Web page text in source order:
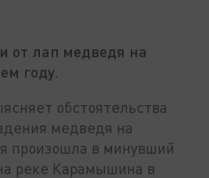
от лап медведя на
году.
обстоятельства
медведя на
произошла в минувший
реке Карамышина в